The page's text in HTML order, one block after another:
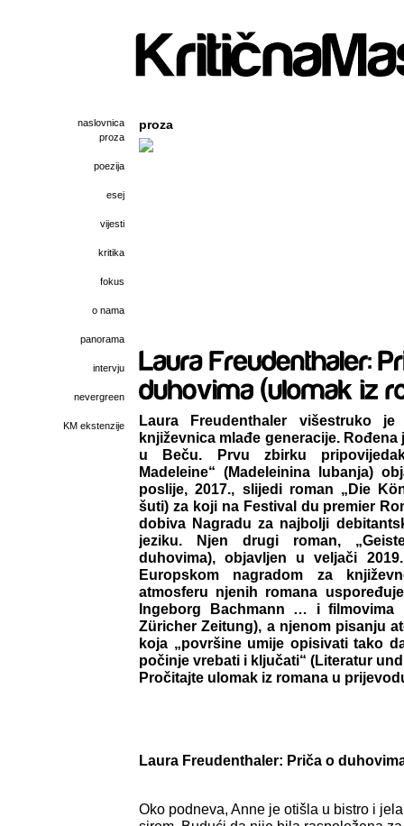
naslovnica
proza
poezija
esej
vijesti
kritika
fokus
o nama
panorama
intervju
nevergreen
KM ekstenzije
proza
Laura Freudenthaler višestruko je
književnica mlađe generacije. Rođena
u Beču. Prvu zbirku
Madeleine“ (Madeleinina lubanja)
poslije, 2017., slijedi roman „Die
šuti) za koji na Festival du premier
dobiva Nagradu za najbolji
jeziku. Njen drugi roman,
duhovima), objavljen u veljači
Europskom nagradom za
atmosferu njenih romana
Ingeborg Bachmann … i filmovima
Züricher Zeitung), a njenom pisanju
koja „površine umije opisivati tako
počinje vrebati i ključati“ (Literatur
Pročitajte ulomak iz romana u
Laura Freudenthaler: Priča o
Oko podneva, Anne je otišla u bistro i